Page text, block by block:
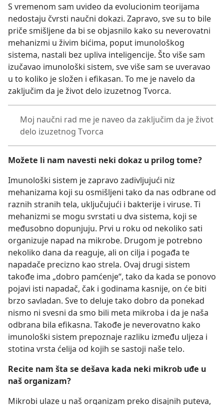
S vremenom sam uvideo da evolucionim teorijama
nedostaju čvrsti naučni dokazi. Zapravo, sve su to bile
priče smišljene da bi se objasnilo kako su neverovatni
mehanizmi u živim bićima, poput imunološkog
sistema, nastali bez upliva inteligencije. Što više sam
izučavao imunološki sistem, sve više sam se uveravao
u to koliko je složen i efikasan. To me je navelo da
zaključim da je život delo izuzetnog Tvorca.
Moj naučni rad me je naveo da zaključim da je život
delo izuzetnog Tvorca
Možete li nam navesti neki dokaz u prilog tome?
Imunološki sistem je zapravo zadivljujući niz
mehanizama koji su osmišljeni tako da nas odbrane od
raznih stranih tela, uključujući i bakterije i viruse. Ti
mehanizmi se mogu svrstati u dva sistema, koji se
međusobno dopunjuju. Prvi u roku od nekoliko sati
organizuje napad na mikrobe. Drugom je potrebno
nekoliko dana da reaguje, ali on cilja i pogađa te
napadače precizno kao strela. Ovaj drugi sistem
takođe ima „dobro pamćenje“, tako da kada se ponovo
pojavi isti napadač, čak i godinama kasnije, on će biti
brzo savladan. Sve to deluje tako dobro da ponekad
nismo ni svesni da smo bili meta mikroba i da je naša
odbrana bila efikasna. Takođe je neverovatno kako
imunološki sistem prepoznaje razliku između uljeza i
stotina vrsta ćelija od kojih se sastoji naše telo.
Recite nam šta se dešava kada neki mikrob uđe u
naš organizam?
Mikrobi ulaze u naš organizam preko disajnih puteva,